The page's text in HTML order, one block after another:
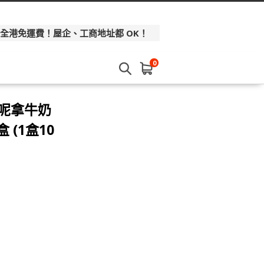
港免運費！屋企、工商地址都 OK！
0
拿牛奶
(1盒10